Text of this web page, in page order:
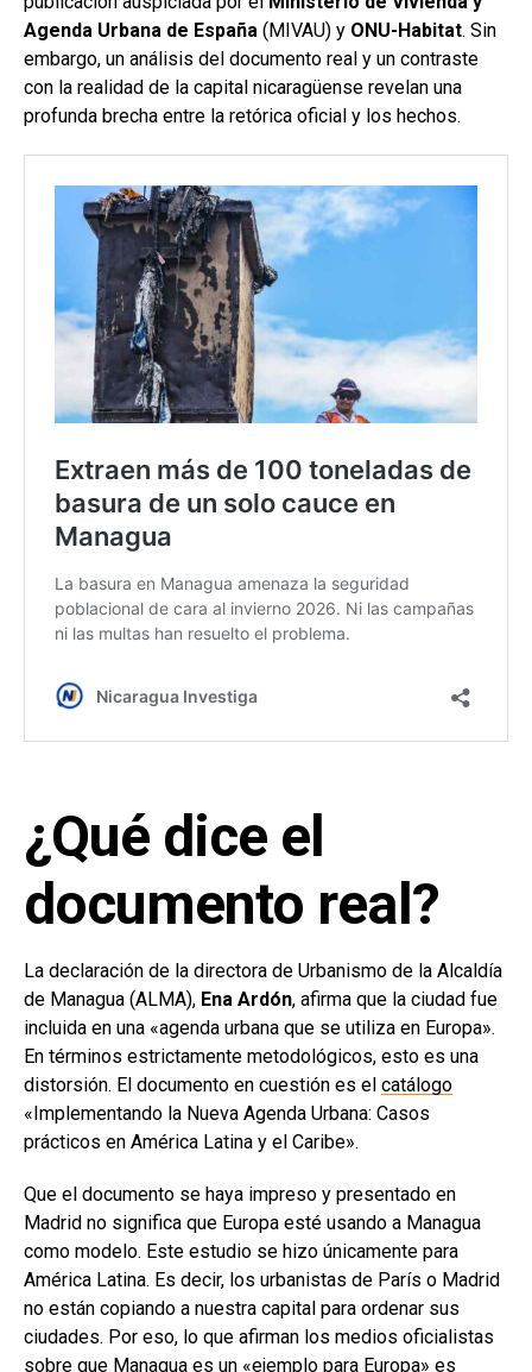
Agenda Urbana de España (MIVAU) y ONU-Habitat. Sin
embargo, un análisis del documento real y un contraste
con la realidad de la capital nicaragüense revelan una
profunda brecha entre la retórica oficial y los hechos.
¿Qué dice el
documento real?
La declaración de la directora de Urbanismo de la Alcaldía
de Managua (ALMA), Ena Ardón, afirma que la ciudad fue
incluida en una «agenda urbana que se utiliza en Europa».
En términos estrictamente metodológicos, esto es una
distorsión. El documento en cuestión es el catálogo
«Implementando la Nueva Agenda Urbana: Casos
prácticos en América Latina y el Caribe».
Que el documento se haya impreso y presentado en
Madrid no significa que Europa esté usando a Managua
como modelo. Este estudio se hizo únicamente para
América Latina. Es decir, los urbanistas de París o Madrid
no están copiando a nuestra capital para ordenar sus
ciudades. Por eso, lo que afirman los medios oficialistas
sobre que Managua es un «ejemplo para Europa» es